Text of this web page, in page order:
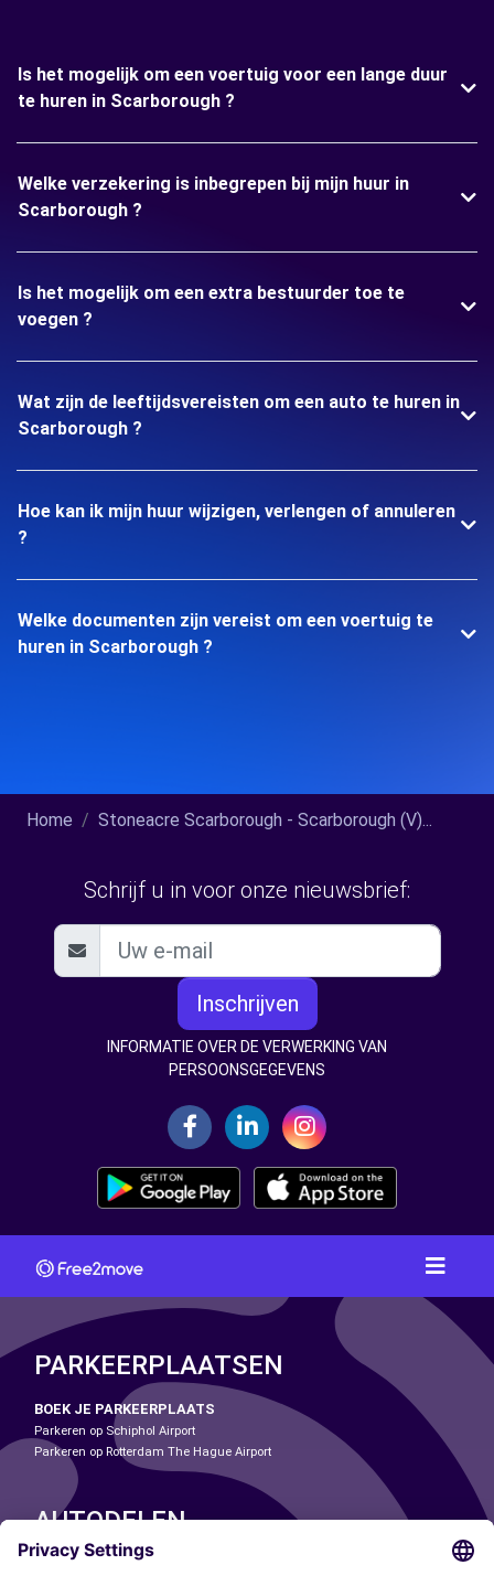
Is het mogelijk om een voertuig voor een lange duur
te huren in Scarborough ?
Welke verzekering is inbegrepen bij mijn huur in
Scarborough ?
Is het mogelijk om een extra bestuurder toe te
voegen ?
Wat zijn de leeftijdsvereisten om een auto te huren in
Scarborough ?
Hoe kan ik mijn huur wijzigen, verlengen of annuleren
?
Welke documenten zijn vereist om een voertuig te
huren in Scarborough ?
Home Stoneacre Scarborough - Scarborough (V)...
Schrijf u in voor onze nieuwsbrief:
Inschrijven
INFORMATIE OVER DE VERWERKING VAN
PERSOONSGEGEVENS
PARKEERPLAATSEN
BOEK JE PARKEERPLAATS
Parkeren op Schiphol Airport
Parkeren op Rotterdam The Hague Airport
AUTODELEN
ONZE STEDEN